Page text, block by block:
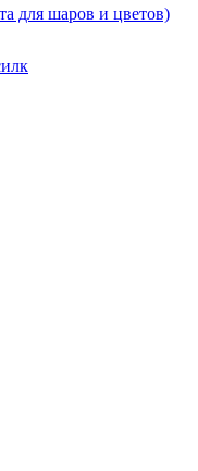
для шаров и цветов)